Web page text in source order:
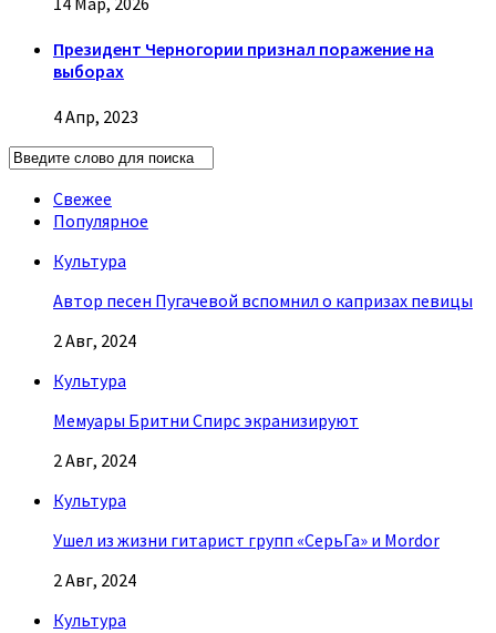
Президент Черногории признал поражение на
выборах
4 Апр, 2023
Свежее
Популярное
Культура
Автор песен Пугачевой вспомнил о капризах певицы
2 Авг, 2024
Культура
Мемуары Бритни Спирс экранизируют
2 Авг, 2024
Культура
Ушел из жизни гитарист групп «СерьГа» и Mordor
2 Авг, 2024
Культура